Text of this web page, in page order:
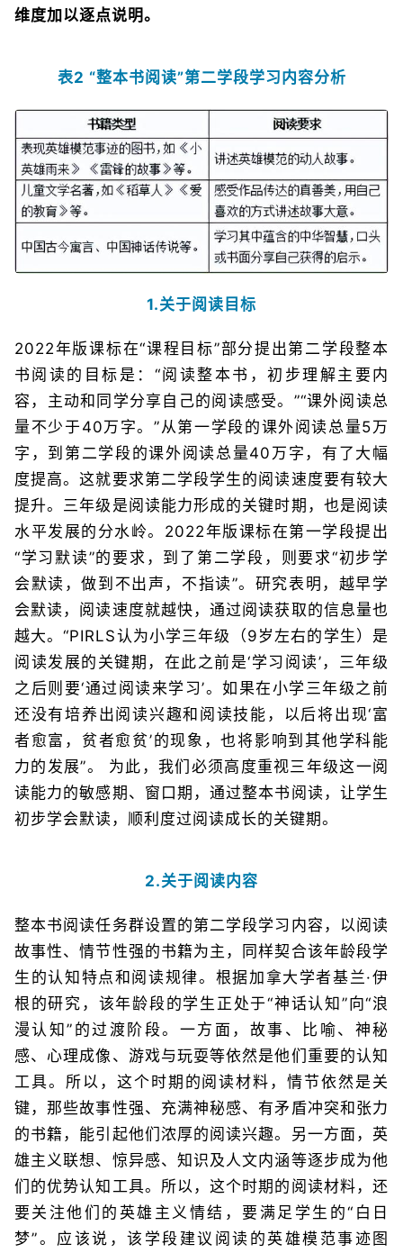
维度加以逐点说明。
表2 “整本书阅读”第二学段学习内容分析
1.关于阅读目标
2022年版课标在“课程目标”部分提出第二学段整本
书阅读的目标是：“阅读整本书，初步理解主要内
容，主动和同学分享自己的阅读感受。”“课外阅读总
量不少于40万字。”从第一学段的课外阅读总量5万
字，到第二学段的课外阅读总量40万字，有了大幅
度提高。这就要求第二学段学生的阅读速度要有较大
提升。三年级是阅读能力形成的关键时期，也是阅读
水平发展的分水岭。2022年版课标在第一学段提出
“学习默读”的要求，到了第二学段，则要求“初步学
会默读，做到不出声，不指读”。研究表明，越早学
会默读，阅读速度就越快，通过阅读获取的信息量也
越大。“PIRLS认为小学三年级（9岁左右的学生）是
阅读发展的关键期，在此之前是‘学习阅读’，三年级
之后则要‘通过阅读来学习’。如果在小学三年级之前
还没有培养出阅读兴趣和阅读技能，以后将出现‘富
者愈富，贫者愈贫’的现象，也将影响到其他学科能
力的发展”。 为此，我们必须高度重视三年级这一阅
读能力的敏感期、窗口期，通过整本书阅读，让学生
初步学会默读，顺利度过阅读成长的关键期。
2.关于阅读内容
整本书阅读任务群设置的第二学段学习内容，以阅读
故事性、情节性强的书籍为主，同样契合该年龄段学
生的认知特点和阅读规律。根据加拿大学者基兰·伊
根的研究，该年龄段的学生正处于“神话认知”向“浪
漫认知”的过渡阶段。一方面，故事、比喻、神秘
感、心理成像、游戏与玩耍等依然是他们重要的认知
工具。所以，这个时期的阅读材料，情节依然是关
键，那些故事性强、充满神秘感、有矛盾冲突和张力
的书籍，能引起他们浓厚的阅读兴趣。另一方面，英
雄主义联想、惊异感、知识及人文内涵等逐步成为他
们的优势认知工具。所以，这个时期的阅读材料，还
要关注他们的英雄主义情结，要满足学生的“白日
梦”。应该说，该学段建议阅读的英雄模范事迹图